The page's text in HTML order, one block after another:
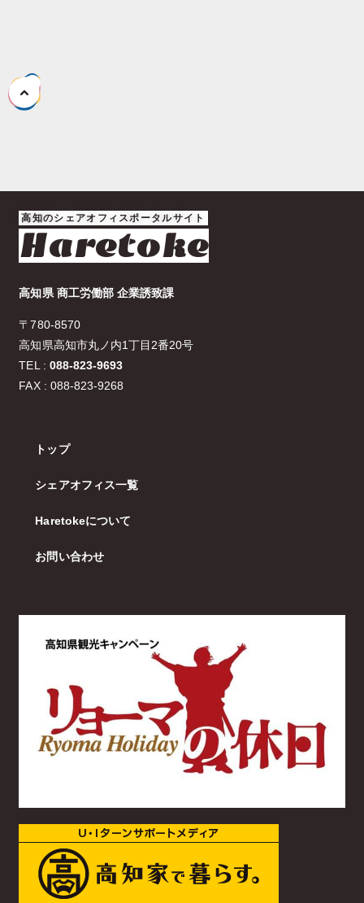
高知のシェアオフィスポータルサイト
Haretoke
高知県 商工労働部 企業誘致課
〒780-8570
高知県高知市丸ノ内1丁目2番20号
TEL : 088-823-9693
FAX : 088-823-9268
トップ
シェアオフィス一覧
Haretokeについて
お問い合わせ